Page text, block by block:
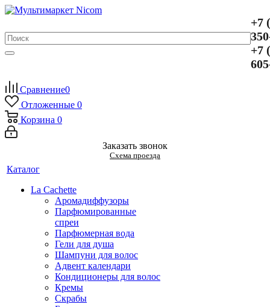
+7
+7
Сравнение0
Отложенные 0
Корзина 0
Заказать звонок
Схема проезда
Каталог
La Cachette
Аромадиффузоры
Парфюмированные
спреи
Парфюмерная вода
Гели для душа
Шампуни для волос
Адвент календари
Кондиционеры для волос
Кремы
Скрабы